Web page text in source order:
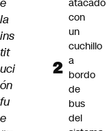
la
ins
tit
uci
ón
fu
e
atacado
con
un
cuchillo
a
bordo
de
bus
del